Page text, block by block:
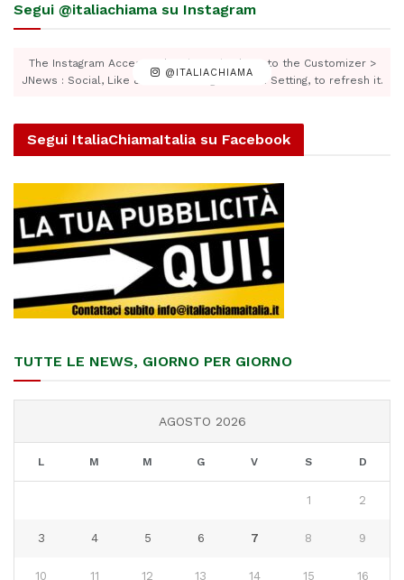
Segui @italiachiama su Instagram
@ITALIACHIAMA
The Instagram Access Token is expired, Go to the Customizer >
JNews : Social, Like & View > Instagram Feed Setting, to refresh it.
Segui ItaliaChiamaItalia su Facebook
TUTTE LE NEWS, GIORNO PER GIORNO
AGOSTO 2026
S D
1 2
3 4 5 6 7 8 9